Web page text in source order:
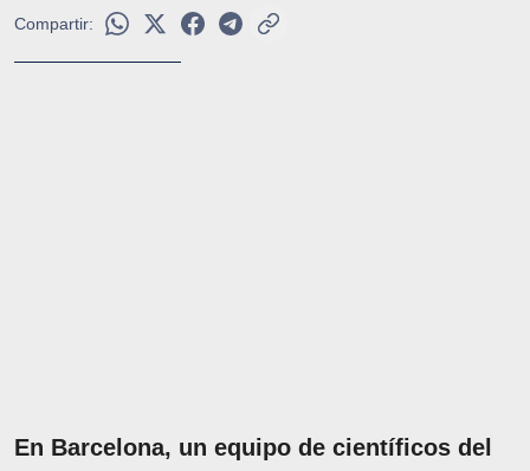
Compartir:
En Barcelona, un equipo de científicos del